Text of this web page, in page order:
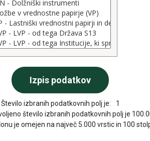
Število izbranih podatkovnih polj je:
1
število izbranih podatkovnih polj je
je omejen na največ 5.000 vrstic in 100